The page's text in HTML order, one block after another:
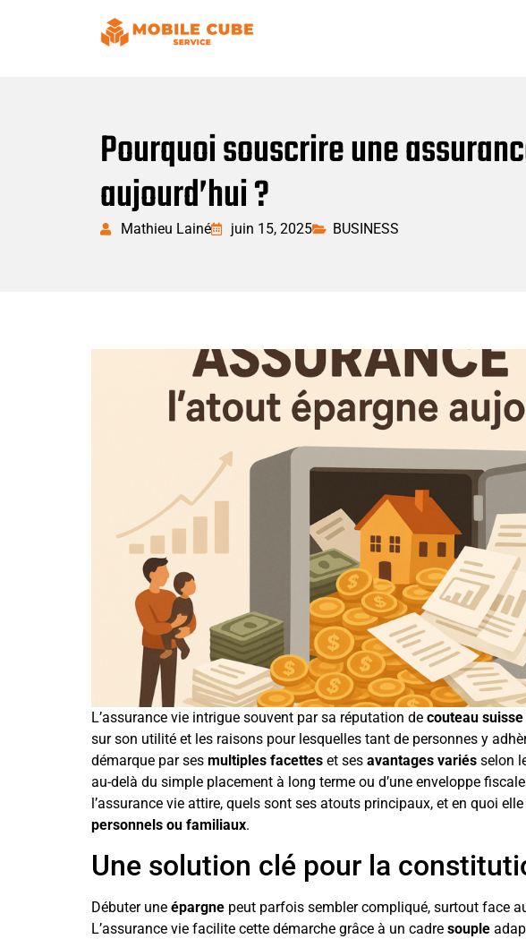
Pourquoi souscrire une
aujourd’hui ?
Mathieu Lainé juin 15, 2025 BUSINESS
L’assurance vie intrigue souvent par sa réputation de couteau suisse
sur son utilité et les raisons pour lesquelles tant de personnes y
démarque par ses multiples facettes et ses avantages variés selon
au-delà du simple placement à long terme ou d’une enveloppe
l’assurance vie attire, quels sont ses atouts principaux, et en quoi
personnels ou familiaux.
Une solution clé pour la
Débuter une épargne peut parfois sembler compliqué, surtout face
L’assurance vie facilite cette démarche grâce à un cadre souple